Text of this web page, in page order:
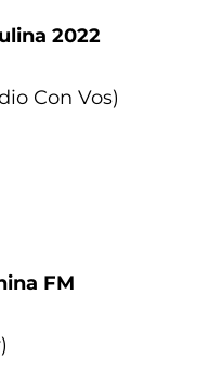
2022
Con Vos)
FM